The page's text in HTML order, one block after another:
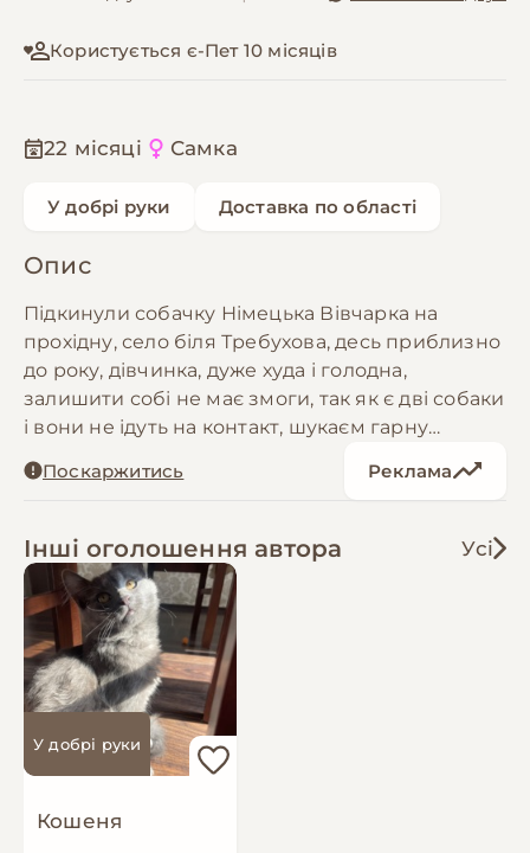
Користується є-Пет 10 місяців
22 місяці Самка
У добрі руки Доставка по області
Опис
Підкинули собачку Німецька Вівчарка на
прохідну, село біля Требухова, десь приблизно
до року, дівчинка, дуже худа і голодна,
залишити собі не має змоги, так як є дві собаки
і вони не ідуть на контакт, шукаєм гарну
Поскаржитись Реклама
Інші оголошення автора Усі
У добрі руки
Кошеня